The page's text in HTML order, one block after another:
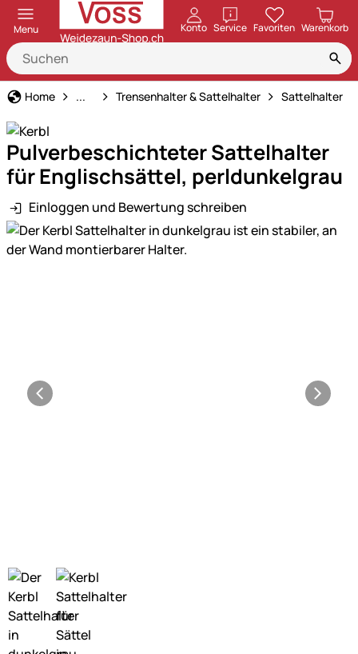
Menu Konto ServiceöffnenFavoriten Warenkorb
Home Stalleinrichtung
... Trensenhalter & Sattelhalter Sattelhalter
Pulverbeschichteter Sattelhalter
für Englischsättel, perldunkelgrau
Einloggen und Bewertung schreiben
Produktgalerie